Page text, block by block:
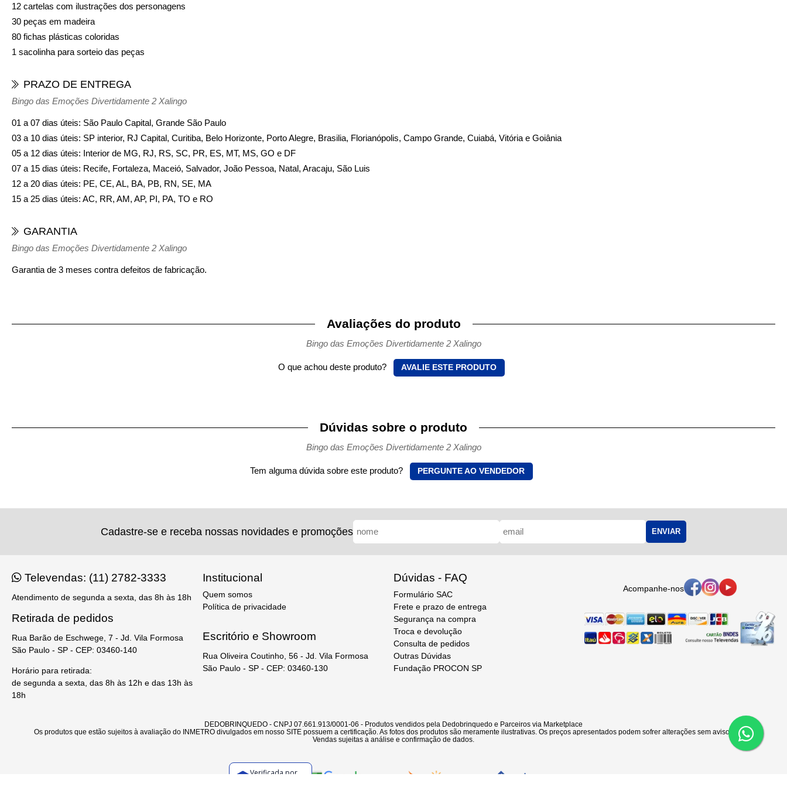
12 cartelas com ilustrações dos personagens
30 peças em madeira
80 fichas plásticas coloridas
1 sacolinha para sorteio das peças
PRAZO DE ENTREGA
Bingo das Emoções Divertidamente 2 Xalingo
01 a 07 dias úteis: São Paulo Capital, Grande São Paulo
03 a 10 dias úteis: SP interior, RJ Capital, Curitiba, Belo Horizonte, Porto Alegre, Brasilia, Florianópolis, Campo Grande, Cuiabá, Vitória e Goiânia
05 a 12 dias úteis: Interior de MG, RJ, RS, SC, PR, ES, MT, MS, GO e DF
07 a 15 dias úteis: Recife, Fortaleza, Maceió, Salvador, João Pessoa, Natal, Aracaju, São Luis
12 a 20 dias úteis: PE, CE, AL, BA, PB, RN, SE, MA
15 a 25 dias úteis: AC, RR, AM, AP, PI, PA, TO e RO
GARANTIA
Bingo das Emoções Divertidamente 2 Xalingo
Garantia de 3 meses contra defeitos de fabricação.
Avaliações do produto
Bingo das Emoções Divertidamente 2 Xalingo
O que achou deste produto? AVALIE ESTE PRODUTO
Dúvidas sobre o produto
Bingo das Emoções Divertidamente 2 Xalingo
Tem alguma dúvida sobre este produto? PERGUNTE AO VENDEDOR
Cadastre-se e receba nossas novidades e promoções ENVIAR
Televendas: (11) 2782-3333
Atendimento de segunda a sexta, das 8h às 18h
Retirada de pedidos
Rua Barão de Eschwege, 7 - Jd. Vila Formosa
São Paulo - SP - CEP: 03460-140
Horário para retirada:
de segunda a sexta, das 8h às 12h e das 13h às
18h
Institucional
Quem somos
Política de privacidade
Escritório e Showroom
Rua Oliveira Coutinho, 56 - Jd. Vila Formosa
São Paulo - SP - CEP: 03460-130
Dúvidas - FAQ
Formulário SAC
Frete e prazo de entrega
Segurança na compra
Troca e devolução
Consulta de pedidos
Outras Dúvidas
Fundação PROCON SP
Acompanhe-nos
DEDOBRINQUEDO - CNPJ 07.661.913/0001-06 - Produtos vendidos pela Dedobrinquedo e Parceiros via Marketplace
Os produtos que estão sujeitos à avaliação do INMETRO divulgados em nosso SITE possuem a certificação. As fotos dos produtos são meramente ilustrativas. Os preços apresentados podem sofrer alterações sem aviso prévio.
Vendas sujeitas a análise e confirmação de dados.
Verificada por